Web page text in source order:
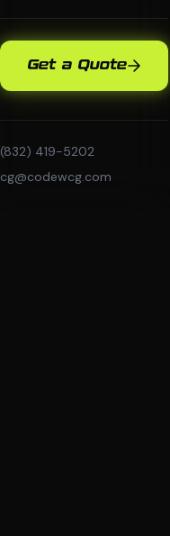
Get a Quote
(832) 419-5202
cg@codewcg.com